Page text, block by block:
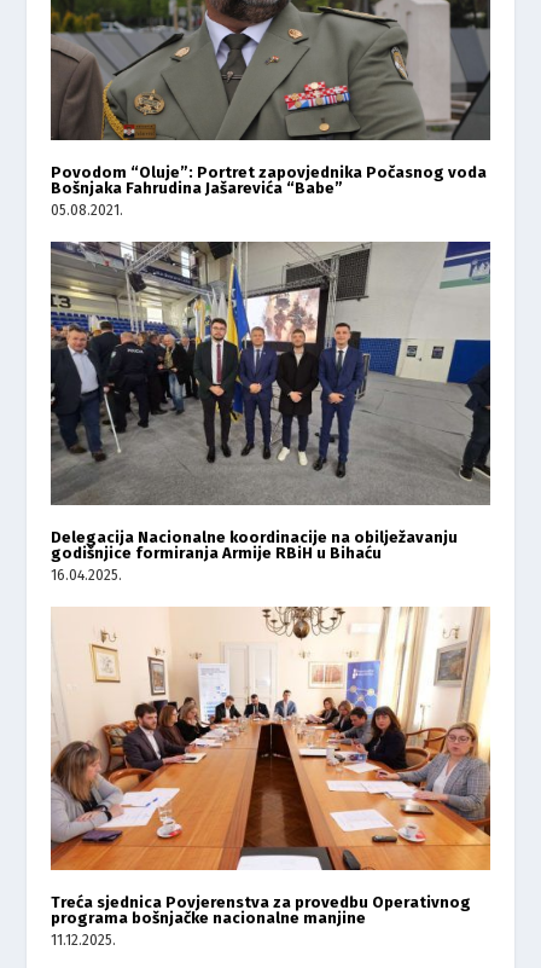
Povodom “Oluje”: Portret zapovjednika Počasnog voda
Bošnjaka Fahrudina Jašarevića “Babe”
05.08.2021.
Delegacija Nacionalne koordinacije na obilježavanju
godišnjice formiranja Armije RBiH u Bihaću
16.04.2025.
Treća sjednica Povjerenstva za provedbu Operativnog
programa bošnjačke nacionalne manjine
11.12.2025.